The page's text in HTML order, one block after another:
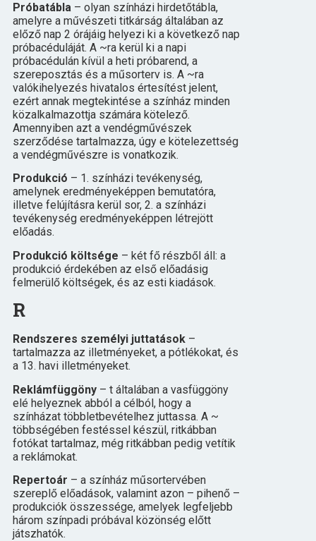
Próbatábla – olyan színházi hirdetőtábla,
amelyre a művészeti titkárság általában az
előző nap 2 órájáig helyezi ki a következő nap
próbacéduláját. A ~ra kerül ki a napi
próbacédulán kívül a heti próbarend, a
szereposztás és a műsorterv is. A ~ra
valókihelyezés hivatalos értesítést jelent,
ezért annak megtekintése a színház minden
közalkalmazottja számára kötelező.
Amennyiben azt a vendégművészek
szerződése tartalmazza, úgy e kötelezettség
a vendégművészre is vonatkozik.
Produkció – 1. színházi tevékenység,
amelynek eredményeképpen bemutatóra,
illetve felújításra kerül sor, 2. a színházi
tevékenység eredményeképpen létrejött
előadás.
Produkció költsége – két fő részből áll: a
produkció érdekében az első előadásig
felmerülő költségek, és az esti kiadások.
R
Rendszeres személyi juttatások–
tartalmazza az illetményeket, a pótlékokat, és
a 13. havi illetményeket.
Reklámfüggöny – t általában a vasfüggöny
elé helyeznek abból a célból, hogy a
színházat többletbevételhez juttassa. A ~
többségében festéssel készül, ritkábban
fotókat tartalmaz, még ritkábban pedig vetítik
a reklámokat.
Repertoár – a színház műsortervében
szereplő előadások, valamint azon – pihenő –
produkciók összessége, amelyek legfeljebb
három színpadi próbával közönség előtt
játszhatók.